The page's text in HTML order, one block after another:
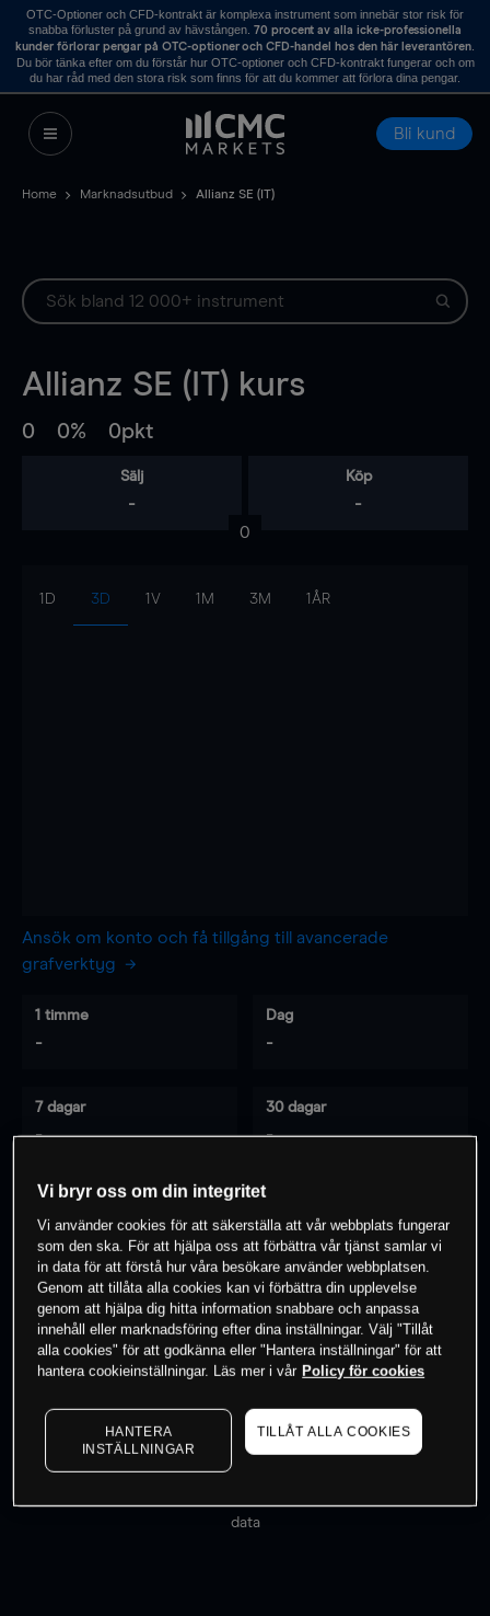
OTC-Optioner och CFD-kontrakt är komplexa instrument som innebär stor risk för
snabba förluster på grund av hävstången. 70 procent av alla icke-professionella
kunder förlorar pengar på OTC-optioner och CFD-handel hos den här leverantören.
Du bör tänka efter om du förstår hur OTC-optioner och CFD-kontrakt fungerar och om
du har råd med den stora risk som finns för att du kommer att förlora dina pengar.
Bli kund
Home Marknadsutbud Allianz SE (IT)
Allianz SE (IT) kurs
0 0% 0pkt
Sälj
-
Köp
-
0
1D 3D 1V 1M 3M 1ÅR
Ansök om konto och få tillgång till avancerade
grafverktyg
1 timme
-
Dag
-
7 dagar
-
30 dagar
-
0% av kunderna har enposition i detta
instrument
Börja handla
Priserna är endast vägledande.
data
Vi bryr oss om din integritet
Vi använder cookies för att säkerställa att vår webbplats fungerar
som den ska. För att hjälpa oss att förbättra vår tjänst samlar vi
in data för att förstå hur våra besökare använder webbplatsen.
Genom att tillåta alla cookies kan vi förbättra din upplevelse
genom att hjälpa dig hitta information snabbare och anpassa
innehåll eller marknadsföring efter dina inställningar. Välj "Tillåt
alla cookies" för att godkänna eller "Hantera inställningar" för att
hantera cookieinställningar. Läs mer i vår Policy för cookies
HANTERA
INSTÄLLNINGAR
TILLÅT ALLA COOKIES